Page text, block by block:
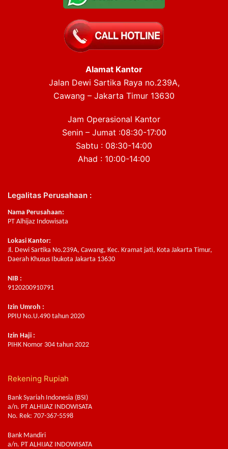
Alamat Kantor
Jalan Dewi Sartika Raya no.239A,
Cawang – Jakarta Timur 13630
Jam Operasional Kantor
Senin – Jumat :08:30-17:00
Sabtu : 08:30-14:00
Ahad : 10:00-14:00
Legalitas Perusahaan :
Nama Perusahaan:
PT Alhijaz Indowisata
Lokasi Kantor:
Jl. Dewi Sartika No.239A, Cawang, Kec. Kramat jati, Kota Jakarta Timur,
Daerah Khusus Ibukota Jakarta 13630
NIB :
9120200910791
Izin Umroh :
PPIU No.U.490 tahun 2020
Izin Haji :
PIHK Nomor 304 tahun 2022
Rekening Rupiah
Bank Syariah Indonesia (BSI)
a/n. PT ALHIJAZ INDOWISATA
No. Rek: 707-367-5598
Bank Mandiri
a/n. PT ALHIJAZ INDOWISATA